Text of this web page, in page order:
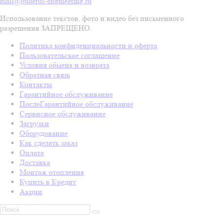
Использование текстов, фото и видео без письменного
разрешения ЗАПРЕЩЕНО.
Политика конфиденциальности и оферта
Пользовательское соглашение
Условия обмена и возврата
Обратная связь
Контакты
Гарантийное обслуживание
ПослеГарантийное обслуживание
Сервисное обслуживание
Загрузки
Оборудование
Как сделать заказ
Оплата
Доставка
Монтаж отопления
Купить в Кредит
Акции